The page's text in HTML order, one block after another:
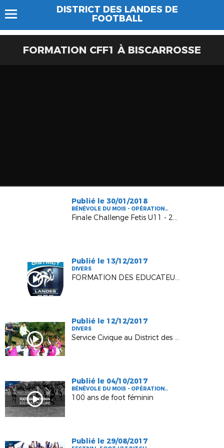
DISTRICT DES LANDES DE
FOOTBALL
FORMATION CFF1 À BISCARROSSE
Publié le 30/01/2018
BÉNÉVOLE DU MOIS - OPÉRATION
FFF/DLF
Finale Challenge Fetis U11 - 2017/2018
Publié le 13/12/2017
DIVERS
FORMATION DES EDUCATEURS - CFF3
Publié le 12/12/2017
DIVERS
Service Civique au District des Landes de football
Publié le 04/10/2017
BÉNÉVOLE DU MOIS - OPÉRATION
FFF/DLF
100 ans de foot féminin
Publié le 29/08/2017